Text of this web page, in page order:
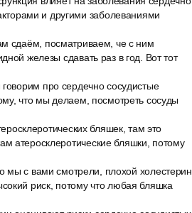
и другими заболеваниями
сдаём, посматриваем, че с ним
железы сдавать раз в год. Вот тот
про сердечно сосудистые
что мы делаем, посмотреть сосуды
бляшек, там это
атеросклеротические бляшки, потому
мы с вами смотрели, плохой холестерин
риск, потому что любая бляшка